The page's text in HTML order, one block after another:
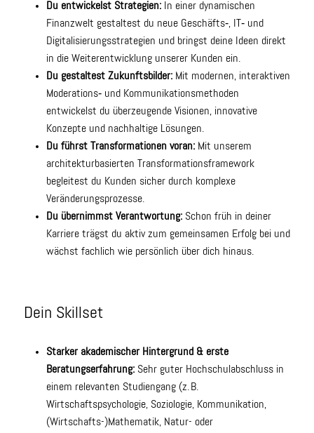
Du entwickelst Strategien: In einer dynamischen
Finanzwelt gestaltest du neue Geschäfts‑, IT‑ und
Digitalisierungsstrategien und bringst deine Ideen direkt
in die Weiterentwicklung unserer Kunden ein.
Du gestaltest Zukunftsbilder: Mit modernen, interaktiven
Moderations‑ und Kommunikationsmethoden
entwickelst du überzeugende Visionen, innovative
Konzepte und nachhaltige Lösungen.
Du führst Transformationen voran: Mit unserem
architekturbasierten Transformationsframework
begleitest du Kunden sicher durch komplexe
Veränderungsprozesse.
Du übernimmst Verantwortung: Schon früh in deiner
Karriere trägst du aktiv zum gemeinsamen Erfolg bei und
wächst fachlich wie persönlich über dich hinaus.
Dein Skillset
Starker akademischer Hintergrund & erste
Beratungserfahrung: Sehr guter Hochschulabschluss in
einem relevanten Studiengang (z. B.
Wirtschaftspsychologie, Soziologie, Kommunikation,
(Wirtschafts-)Mathematik, Natur- oder